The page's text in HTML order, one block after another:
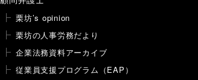
栗坊’s opinion
栗坊の人事労務だより
企業法務資料アーカイブ
従業員支援プログラム（EAP）